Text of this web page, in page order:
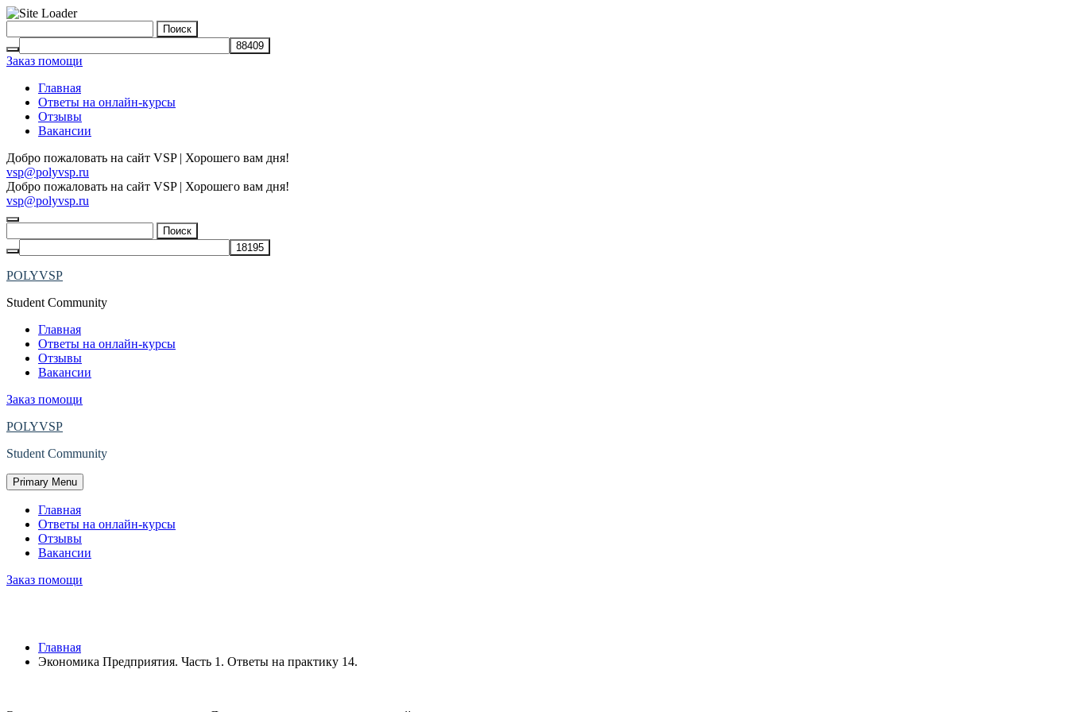
to
content
Заказ помощи
Главная
Ответы на онлайн-курсы
Отзывы
Вакансии
Добро пожаловать на сайт VSP | Хорошего вам дня!
vsp@polyvsp.ru
Добро пожаловать на сайт VSP | Хорошего вам дня!
vsp@polyvsp.ru
POLYVSP
Student Community
Главная
Ответы на онлайн-курсы
Отзывы
Вакансии
Заказ помощи
POLYVSP
Student Community
Primary Menu
Главная
Ответы на онлайн-курсы
Отзывы
Вакансии
Заказ помощи
Главная
Экономика Предприятия. Часть 1. Ответы на практику 14.